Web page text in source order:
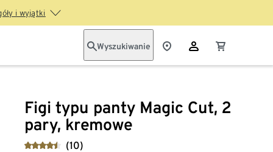
i wyjątki
Wyszukiwanie
Figi typu panty Magic Cut, 2
pary, kremowe
(10)